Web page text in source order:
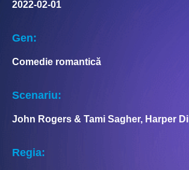
2022-02-01
Gen:
Comedie romantică
Scenariu:
John Rogers & Tami Sagher, Harper Dill
Regia: